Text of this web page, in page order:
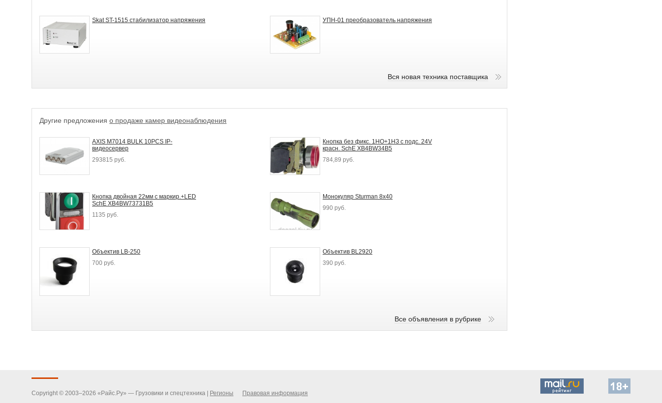
Skat ST-1515 стабилизатор напряжения УПН-01 преобразователь напряжения
Вся новая техника поставщика
Другие предложения о продаже камер видеонаблюдения
AXIS M7014 BULK 10PCS IP-
видеосервер
293815 руб.
Кнопка без фикс. 1НO+1НЗ с подс. 24V
красн. SchE XB4BW34B5
784,89 руб.
Кнопка двойная 22мм с маркир.+LED
SchE XB4BW73731B5
1135 руб.
Монокуляр Sturman 8х40
990 руб.
Объектив LB-250
700 руб.
Объектив BL2920
390 руб.
Все объявления в рубрике
Copyright © 2003–2026 «Райс.Ру» — Грузовики и спецтехника | Регионы Правовая информация